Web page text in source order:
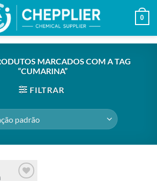
0
MARCADOS COM A TAG
“CUMARINA”
FILTRAR